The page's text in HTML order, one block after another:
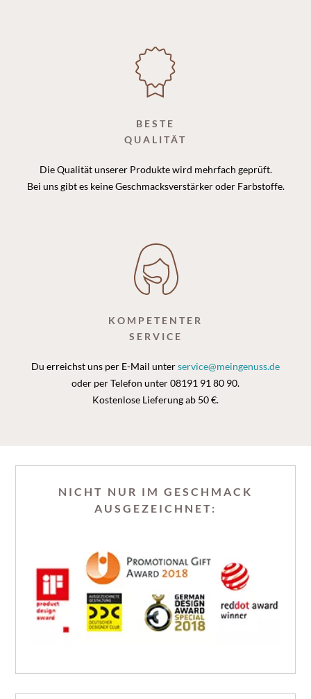
BESTE
QUALITÄT
Die Qualität unserer Produkte wird mehrfach geprüft.
Bei uns gibt es keine Geschmacksverstärker oder Farbstoffe.
KOMPETENTER
SERVICE
Du erreichst uns per E-Mail unterservice@meingenuss.de
oder per Telefon unter 08191 91 80 90.
Kostenlose Lieferung ab 50 €.
NICHT NUR IM GESCHMACK
AUSGEZEICHNET: